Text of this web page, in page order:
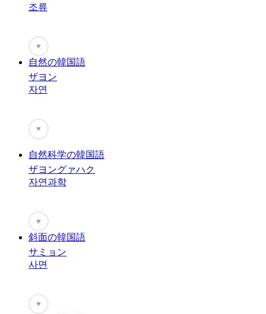
조류
♥
自然の韓国語
ザヨン
자연
♥
自然科学の韓国語
ザヨングァハク
자연과학
♥
斜面の韓国語
サミョン
사면
♥